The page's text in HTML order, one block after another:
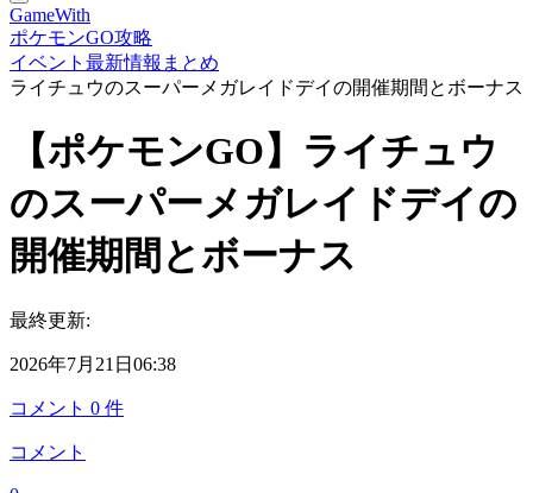
GameWith
ポケモンGO攻略
イベント最新情報まとめ
ライチュウのスーパーメガレイドデイの開催期間とボーナス
【ポケモンGO】ライチュウ
のスーパーメガレイドデイの
開催期間とボーナス
最終更新:
2026年7月21日06:38
コメント 0 件
コメント